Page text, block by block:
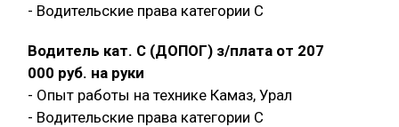
- Водительские права категории C
Водитель кат. С (ДОПОГ) з/плата от 207
000 руб. на руки
- Опыт работы на технике Камаз, Урал
- Водительские права категории C